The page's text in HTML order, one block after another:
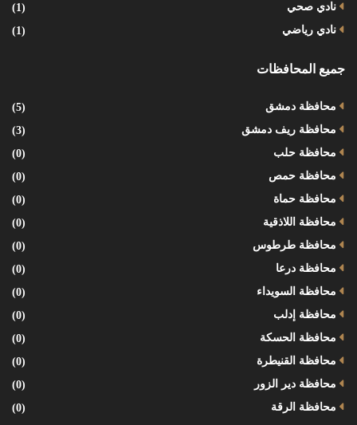
نادي صحي
(1)
نادي رياضي
(1)
جميع المحافظات
محافظة دمشق
(5)
محافظة ريف دمشق
(3)
محافظة حلب
(0)
محافظة حمص
(0)
محافظة حماة
(0)
محافظة اللاذقية
(0)
محافظة طرطوس
(0)
محافظة درعا
(0)
محافظة السويداء
(0)
محافظة إدلب
(0)
محافظة الحسكة
(0)
محافظة القنيطرة
(0)
محافظة دير الزور
(0)
محافظة الرقة
(0)